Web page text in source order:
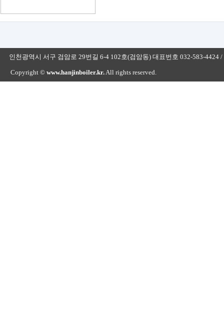
인천광역시 서구 검암로 29번길 6-4 102호(검암동) 대표번호 032-583-4424 /
Copyright © www.hanjinboiler.kr. All rights reserved.